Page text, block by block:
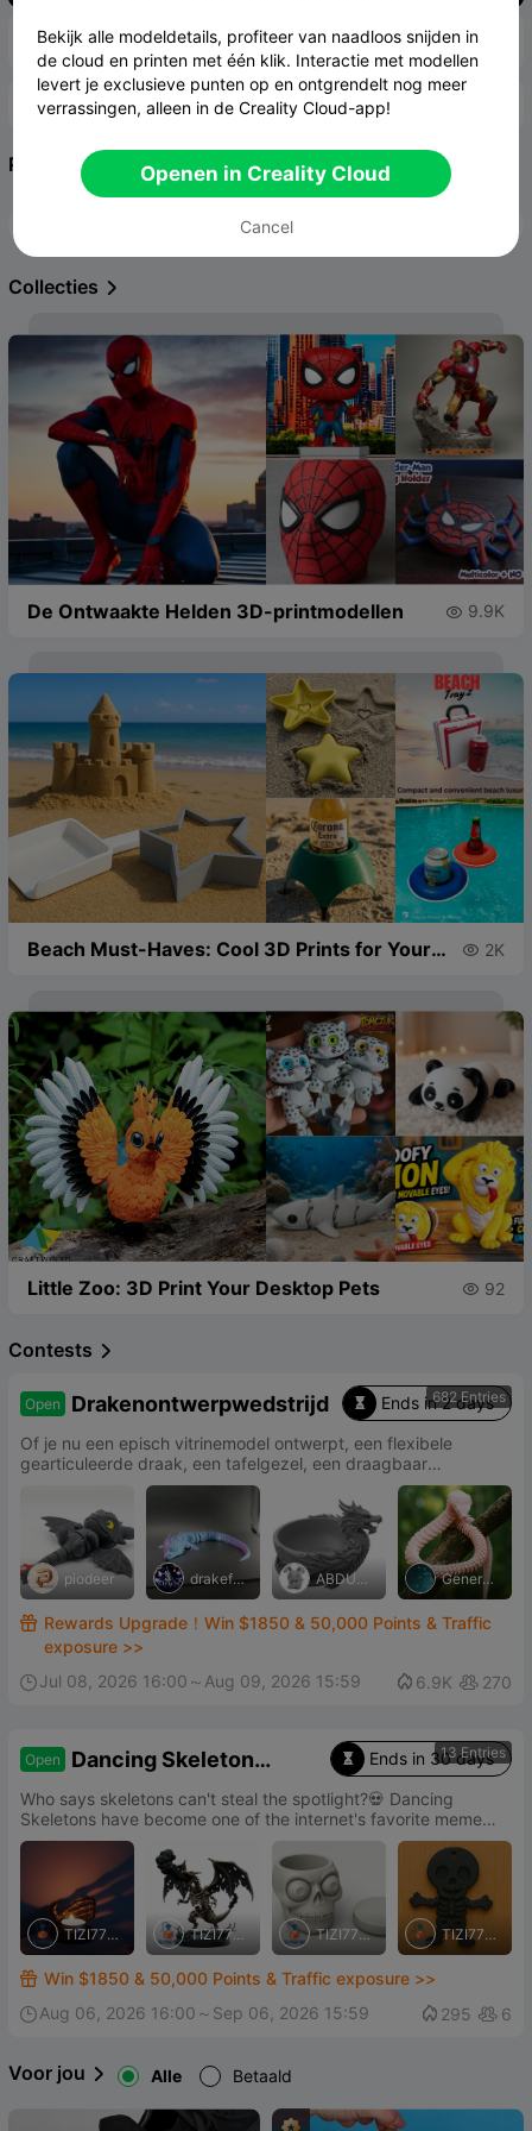
 Premium Models  Favoriet Model

Get 💴US$0.99
>
Popular Tags 
klikker
Collecties 
De Ontwaakte Helden 3D-printmodellen  9.9K
Beach Must-Haves: Cool 3D Prints for Your
 2K
Little Zoo: 3D Print Your Desktop Pets  92
Contests 
682 Entries
Open Drakenontwerpwedstrijd 
Ends in 2 days
Of je nu een episch vitrinemodel ontwerpt, een flexibele
gearticuleerde draak, een tafelgezel, een draagbaar
accessoire met drakenthema of een leuk drakenspeelgoed, we
willen zien hoe jouw creativiteit de vleugels uitslaat.
piodeer
drakefor
ge3d
ABDUL
LAH
ALAN
Generati
on3D
 Rewards Upgrade！Win $1850 & 50,000 Points & Traffic
exposure >>
 Jul 08, 2026 16:00～Aug 09, 2026 15:59  6.9K  270
13 Entries
Open
Dancing Skeleton

Ends in 30 days
Who says skeletons can't steal the spotlight?💀 Dancing
Skeletons have become one of the internet's favorite meme
characters. Now it's your turn to bring the bones to life.🎵
TIZI779
0
TIZI779
0
TIZI779
0
TIZI779
0
 Win $1850 & 50,000 Points & Traffic exposure >>
 Aug 06, 2026 16:00～Sep 06, 2026 15:59  295  6
Voor jou  Alle Betaald
Bekijk alle modeldetails, profiteer van naadloos snijden in
de cloud en printen met één klik. Interactie met modellen
levert je exclusieve punten op en ontgrendelt nog meer
verrassingen, alleen in de Creality Cloud-app!
Openen in Creality Cloud
Cancel